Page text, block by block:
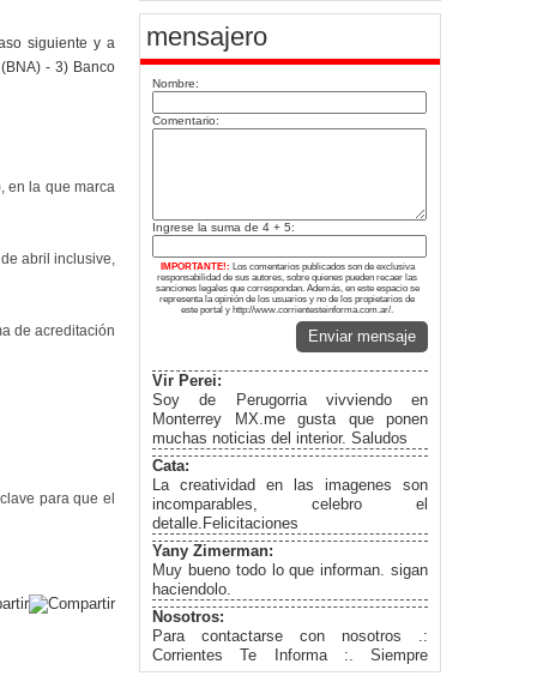
siguiente y a
- 3) Banco
en la que marca
abril inclusive,
de acreditación
para que el
mensajero
Nombre:
Comentario:
Ingrese la suma de 4 + 5:
IMPORTANTE!: Los comentarios publicados son de exclusiva
responsabilidad de sus autores, sobre quienes pueden recaer las
sanciones legales que correspondan. Además, en este espacio se
representa la opinión de los usuarios y no de los propietarios de
este portal y http://www.corrientesteinforma.com.ar/.
Enviar mensaje
Vir Perei:
Soy de Perugorria vivviendo en
Monterrey MX.me gusta que ponen
muchas noticias del interior. Saludos
Cata:
La creatividad en las imagenes son
incomparables, celebro el
detalle.Felicitaciones
Yany Zimerman:
Muy bueno todo lo que informan. sigan
haciendolo.
Nosotros:
Para contactarse con nosotros .:
Corrientes Te Informa :. Siempre